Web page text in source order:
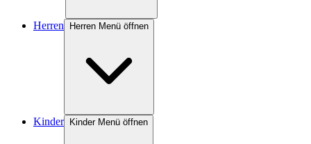
Herren Herren Menü öffnen
Kinder Kinder Menü öffnen